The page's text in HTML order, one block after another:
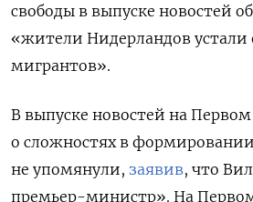
свободы в выпуске новостей
«жители Нидерландов устали
мигрантов».
В выпуске новостей на Первом
о сложностях в
не упомянули, заявив, что
премьер-министр». На